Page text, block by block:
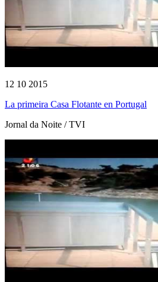
12 10 2015
La primeira Casa Flotante en Portugal
Jornal da Noite / TVI